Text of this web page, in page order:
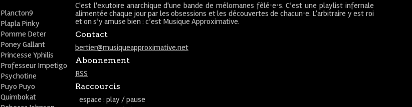
C'est l'exutoire anarchique d'une bande de mélomanes fêlé⋅e⋅s. C’est une playlist infernale
alimentée chaque jour par les obsessions et les découvertes de chacun⋅e. L’arbitraire y est roi
et on s’y amuse bien : c’est Musique Approximative.
Contact
bertier@musiqueapproximative.net
Abonnement
RSS
Raccourcis
espace : play / pause
Plancton9
Plapla Pinky
Pomme Deter
Poney Gallant
Princesse Yphilis
Professeur Impetigo
Psychotine
Puyo Puyo
Quimbokat